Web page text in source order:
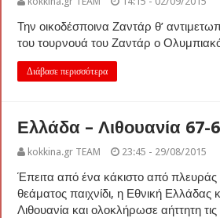
Την οικοδέσποινα Ζαντάρ θ’
του τουρνουά του Ζαντάρ ο
Διάβασε περισσότερα
Ελλάδα – Λιθουανία 67-
kokkina.gr TEAM 23:45 - 29/08/2015
Έπειτα από ένα κάκιστο από πλευράς
θεάματος παιχνίδι, η Εθνική Ελλάδας
Λιθουανία και ολοκλήρωσε αήττητη